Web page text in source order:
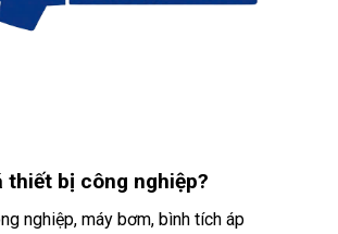
thiết bị công nghiệp?
nghiệp, máy bơm, bình tích áp